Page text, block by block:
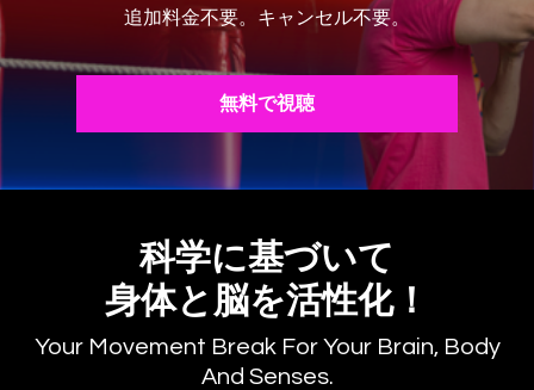
追加料金不要。キャンセル不要。
無料で視聴
科学に基づいて
身体と脳を活性化！
Your Movement Break For Your Brain, Body
And Senses.